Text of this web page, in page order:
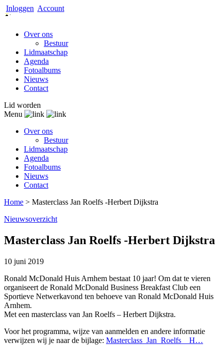
Inloggen Account
Over ons
Bestuur
Lidmaatschap
Agenda
Fotoalbums
Nieuws
Contact
Lid worden
Menu
Over ons
Bestuur
Lidmaatschap
Agenda
Fotoalbums
Nieuws
Contact
Home > Masterclass Jan Roelfs -Herbert Dijkstra
Nieuwsoverzicht
Masterclass Jan Roelfs -Herbert Dijkstra
10 juni 2019
Ronald McDonald Huis Arnhem bestaat 10 jaar! Om dat te vieren
organiseert de Ronald McDonald Business Breakfast Club een
Sportieve Netwerkavond ten behoeve van Ronald McDonald Huis
Arnhem.
Met een masterclass van Jan Roelfs – Herbert Dijkstra.
Voor het programma, wijze van aanmelden en andere informatie
verwijzen wij je naar de bijlage: Masterclass_Jan_Roelfs__H…